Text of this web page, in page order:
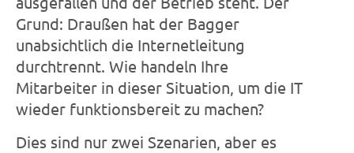
Grund: Draußen hat der Bagger
unabsichtlich die Internetleitung
durchtrennt. Wie handeln Ihre
Mitarbeiter in dieser Situation, um die IT
wieder funktionsbereit zu machen?
Dies sind nur zwei Szenarien, aber es